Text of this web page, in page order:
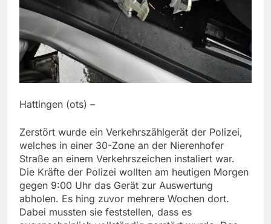
Hattingen (ots) –
Zerstört wurde ein Verkehrszählgerät der Polizei,
welches in einer 30-Zone an der Nierenhofer
Straße an einem Verkehrszeichen instaliert war.
Die Kräfte der Polizei wollten am heutigen Morgen
gegen 9:00 Uhr das Gerät zur Auswertung
abholen. Es hing zuvor mehrere Wochen dort.
Dabei mussten sie feststellen, dass es